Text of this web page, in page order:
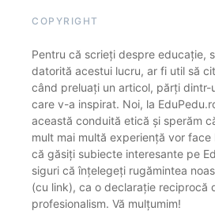
COPYRIGHT
Pentru că scrieți despre educație,
datorită acestui lucru, ar fi util să
când preluați un articol, părți dintr-
care v-a inspirat. Noi, la
această conduită etică și sperăm
mult mai multă experiență vor face
că găsiți subiecte interesante pe
siguri că înțelegeți rugămintea
(cu link), ca o declarație reciprocă
profesionalism. Vă mulțumim!